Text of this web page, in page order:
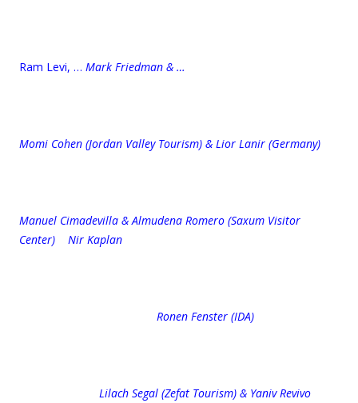
Ram Levi, … Mark Friedman & …
Momi Cohen (Jordan Valley Tourism) & Lior Lanir (Germany)
Manuel Cimadevilla & Almudena Romero (Saxum Visitor
Center) Nir Kaplan
Ronen Fenster (IDA)
Lilach Segal (Zefat Tourism) & Yaniv Revivo